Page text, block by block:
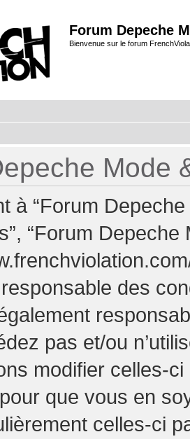
Forum Depeche
Bienvenue sur le forum
Mode
à “Forum
“Forum Depeche
des
pas et/ou
modifier celles-
que vous en
celles-ci